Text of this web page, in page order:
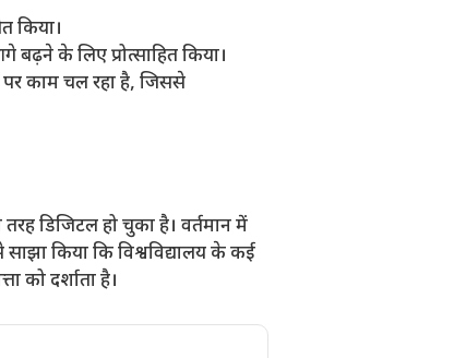
किया।
के लिए प्रोत्साहित किया।
पर काम चल रहा है, जिससे
डिजिटल हो चुका है। वर्तमान में
किया कि विश्वविद्यालय के कई
को दर्शाता है।